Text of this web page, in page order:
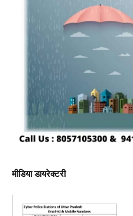
मीडिया डायरेक्टरी